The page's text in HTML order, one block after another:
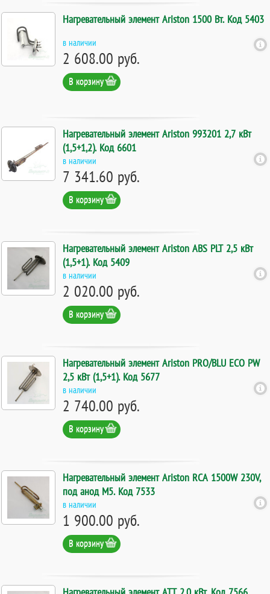
Нагревательный элемент Ariston 1500 Вт. Код 5403
в наличии
2 608.00 руб.
В корзину
Нагревательный элемент Ariston 993201 2,7 кВт
(1,5+1,2). Код 6601
в наличии
7 341.60 руб.
В корзину
Нагревательный элемент Ariston ABS PLT 2,5 кВт
(1,5+1). Код 5409
в наличии
2 020.00 руб.
В корзину
Нагревательный элемент Ariston PRO/BLU ECO PW
2,5 кВт (1,5+1). Код 5677
в наличии
2 740.00 руб.
В корзину
Нагревательный элемент Ariston RCA 1500W 230V,
под анод M5. Код 7533
в наличии
1 900.00 руб.
В корзину